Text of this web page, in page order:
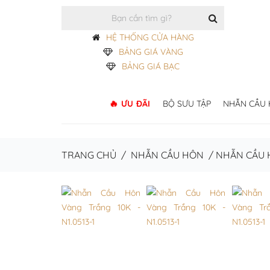
HỆ THỐNG CỬA HÀNG
BẢNG GIÁ VÀNG
BẢNG GIÁ BẠC
ƯU ĐÃI BỘ SƯU TẬP NHẪN CẦU
TRANG CHỦ / NHẪN CẦU HÔN / NHẪN CẦU